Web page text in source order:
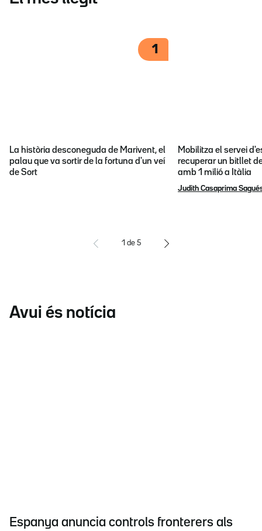
1
La història desconeguda de Marivent, el
palau que va sortir de la fortuna d'un veí
de Sort
Mobilitza el servei
recuperar un bitllet
amb 1 milió a Itàlia
Judith Casaprima
1 de 5
Avui és notícia
Espanya anuncia controls fronterers als